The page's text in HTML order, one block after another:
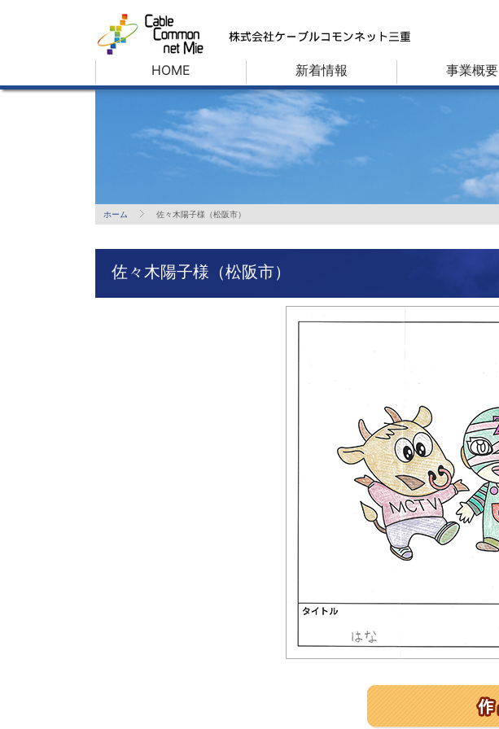
HOME 新着情報 事業概要
ホーム 佐々木陽子様（松阪市）
佐々木陽子様（松阪市）